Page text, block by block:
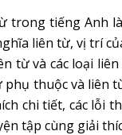
trong tiếng Anh
liên từ, vị trí
từ và các loại
phụ thuộc và liên
chi tiết, các lỗi
tập cùng giải